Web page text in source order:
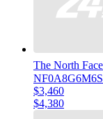
The North
$3,460
$4,380